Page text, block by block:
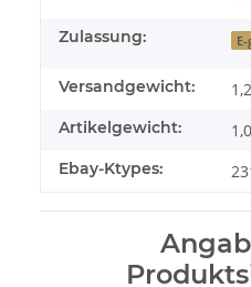
Zulassung:
Versandgewicht:
Artikelgewicht:
Ebay-Ktypes: